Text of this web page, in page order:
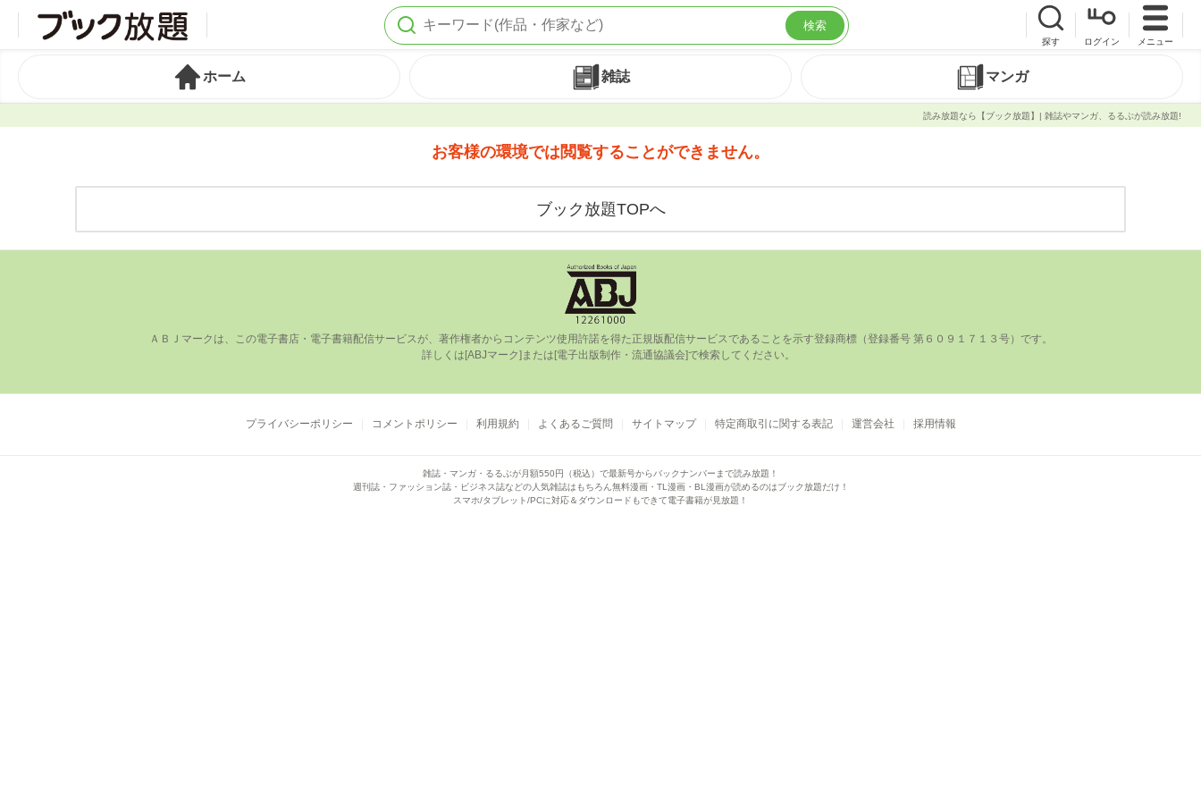
検索
探す ログイン メニュー
ホーム 雑誌 マンガ
読み放題なら【ブック放題】| 雑誌やマンガ、るるぶが読み放題!
お客様の環境では閲覧することができません。
ブック放題TOPへ
ＡＢＪマークは、この電⼦書店・電⼦書籍配信サービスが、著作権者からコンテンツ使⽤許諾を得た正規版配信サービスであることを⽰す登録商標（登録番号 第６０９１７１３号）です。
プライバシーポリシー コメントポリシー 利用規約 よくあるご質問 サイトマップ 特定商取引に関する表記 運営会社 採用情報
雑誌・マンガ・るるぶが月額550円（税込）で最新号からバックナンバーまで読み放題！
週刊誌・ファッション誌・ビジネス誌などの人気雑誌はもちろん 無料漫画・TL漫画・BL漫画が読めるのはブック放題だけ！
スマホ/タブレット/PCに対応＆ダウンロードもできて電子書籍が見放題！